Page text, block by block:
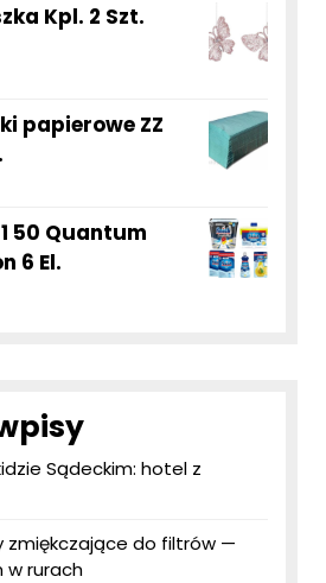
Kpl. 2 Szt.
papierowe ZZ
50 Quantum
6 El.
Sądeckim: hotel z
zmiękczające do filtrów —
w rurach